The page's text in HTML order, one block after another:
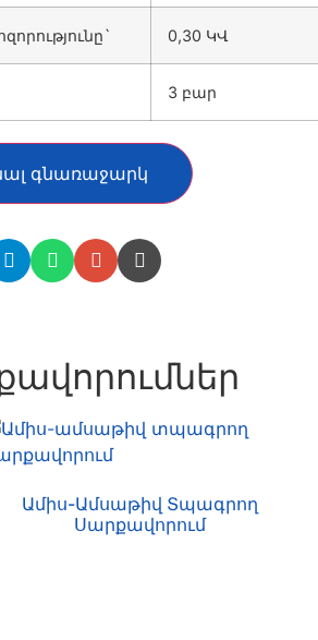
0,30 ԿՎ
3 բար
գնառաջարկ
Ամիս-Ամսաթիվ Տպագրող
Սարքավորում